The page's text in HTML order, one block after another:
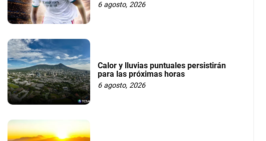
6 agosto, 2026
Calor y lluvias puntuales persistirán
para las próximas horas
6 agosto, 2026